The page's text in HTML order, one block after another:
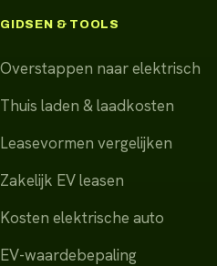
GIDSEN & TOOLS
Overstappen naar elektrisch
Thuis laden & laadkosten
Leasevormen vergelijken
Zakelijk EV leasen
Kosten elektrische auto
EV-waardebepaling